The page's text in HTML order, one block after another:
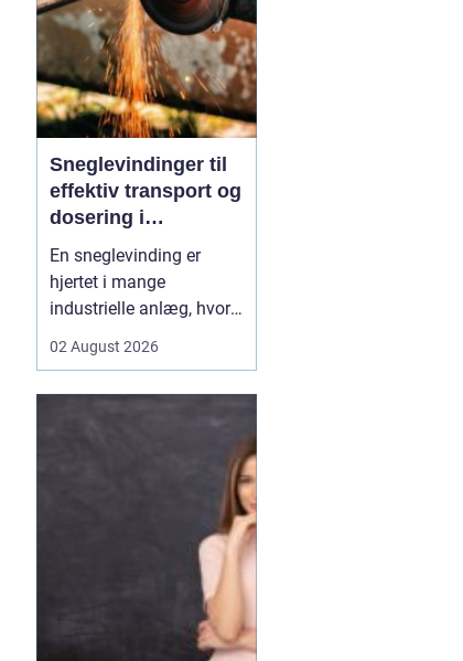
Sneglevindinger til
effektiv transport og
dosering i
industrien
En sneglevinding er
hjertet i mange
industrielle anlæg, hvor
doseres eller presses
driftsikkerheden ofte af,
02 August 2026